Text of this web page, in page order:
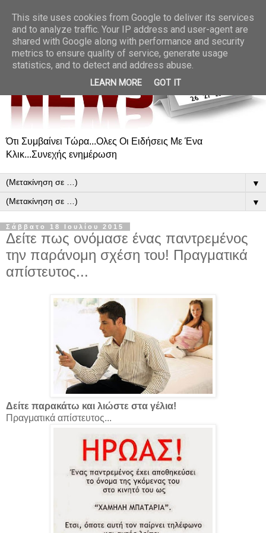
Ότι Συμβαίνει Τώρα...Ολες Οι Ειδήσεις Με Ένα
Κλικ...Συνεχής ενημέρωση
▼
▼
Σάββατο 18 Ιουλίου 2015
Δείτε πως ονόμασε ένας παντρεμένος
την παράνομη σχέση του! Πραγματικά
απίστευτος...
Δείτε παρακάτω και λιώστε στα γέλια!
Πραγματικά απίστευτος...
This site uses cookies from Google to deliver its services
and to analyze traffic. Your IP address and user-agent are
shared with Google along with performance and security
metrics to ensure quality of service, generate usage
statistics, and to detect and address abuse.
LEARN MORE GOT IT